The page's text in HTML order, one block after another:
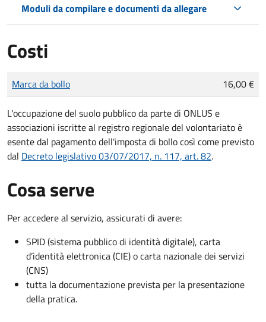
Moduli da compilare e documenti da allegare
Costi
Tipo di pagamento
Importo
Marca da bollo 16,00 €
L'occupazione del suolo pubblico da parte di ONLUS e
associazioni iscritte al registro regionale del volontariato è
esente dal pagamento dell'imposta di bollo così come previsto
dal Decreto legislativo 03/07/2017, n. 117, art. 82.
Cosa serve
Per accedere al servizio, assicurati di avere:
SPID (sistema pubblico di identità digitale), carta
d’identità elettronica (CIE) o carta nazionale dei servizi
(CNS)
tutta la documentazione prevista per la presentazione
della pratica.